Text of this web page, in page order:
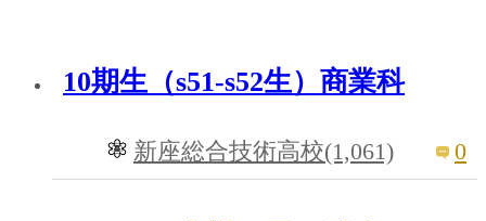
10期生（s51-s52生）商業科
新座総合技術高校(1,061) 0